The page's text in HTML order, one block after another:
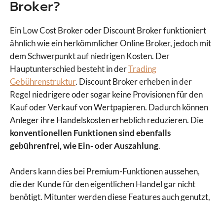
Broker?
Ein Low Cost Broker oder Discount Broker funktioniert
ähnlich wie ein herkömmlicher Online Broker, jedoch mit
dem Schwerpunkt auf niedrigen Kosten. Der
Hauptunterschied besteht in derTrading
Gebührenstruktur. Discount Broker erheben in der
Regel niedrigere oder sogar keine Provisionen für den
Kauf oder Verkauf von Wertpapieren. Dadurch können
Anleger ihre Handelskosten erheblich reduzieren. Die
konventionellen Funktionen sind ebenfalls
gebührenfrei, wie Ein- oder Auszahlung.
Anders kann dies bei Premium-Funktionen aussehen,
die der Kunde für den eigentlichen Handel gar nicht
benötigt. Mitunter werden diese Features auch genutzt,